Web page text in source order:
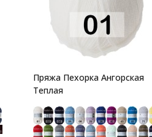
Пряжа Пехорка Ангорская
Теплая